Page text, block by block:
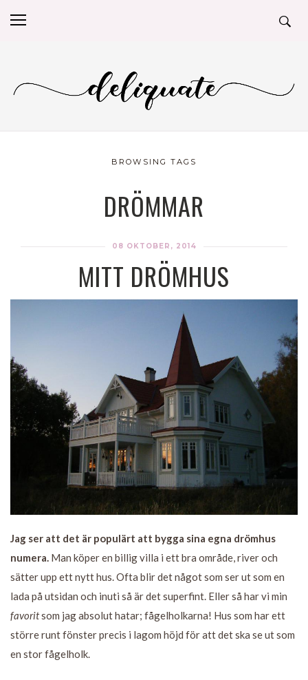
BROWSING TAGS
DRÖMMAR
08 OKTOBER, 2014
MITT DRÖMHUS
Jag ser att det är populärt att bygga sina egna drömhus
numera. Man köper en billig villa i ett bra område, river och
sätter upp ett nytt hus. Ofta blir det något som ser ut som en
lada på utsidan och inuti så är det superfint. Eller så har vi min
favoritsom jag absolut hatar; fågelholkarna! Hus som har ett
större runt fönster precis i lagom höjd för att det ska se ut som
en stor fågelholk.